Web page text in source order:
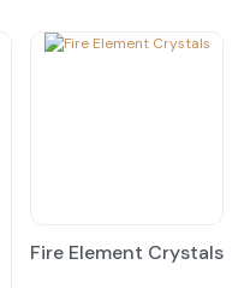
Fire Element Crystals